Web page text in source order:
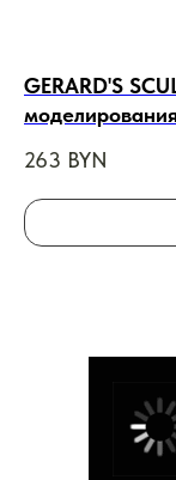
GERARD'S
263 BYN